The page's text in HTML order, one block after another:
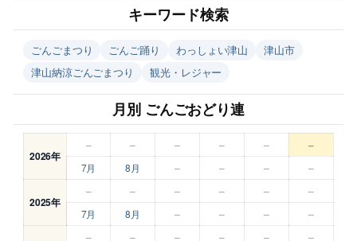
キーワード検索
ごんごまつり ごんご踊り わっしょい津山
津山市
津山納涼ごんごまつり
観光・レジャー
月別 ごんごおどり連
2026年
– – – – – –
7月 8月 – – – –
2025年
– – – – –
–
7月
8月 – – – –
– – – – –
–